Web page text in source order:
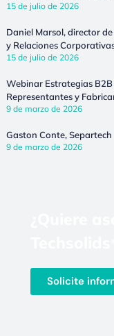
15 de julio de 2026
Daniel Marsol, director
y Relaciones
15 de julio de 2026
Webinar Estrategias
Representantes y
9 de marzo de 2026
Gaston Conte, Separtech
9 de marzo de 2026
Solicite